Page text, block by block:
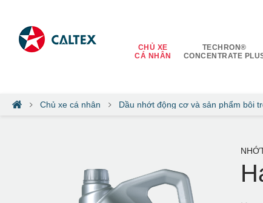
CHỦ XE
CÁ NHÂN
TECHRON®
CONCENTRATE
Chủ xe cá nhân Dầu nhớt động cơ và sản phẩm bôi